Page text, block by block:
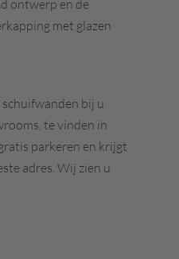
ontwerp en de
met glazen
bij u
te vinden in
parkeren en krijgt
adres. Wij zien u